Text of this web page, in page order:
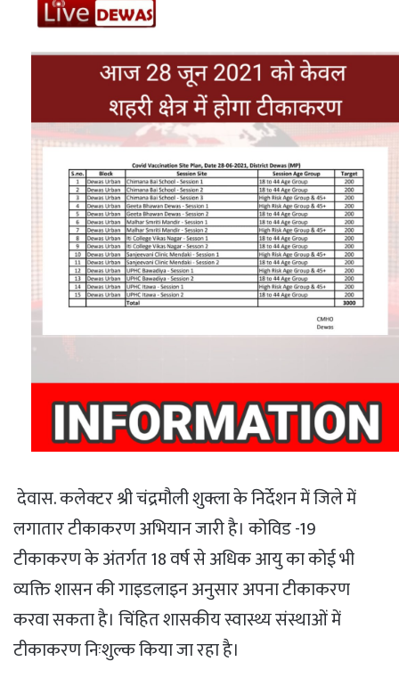
देवास. कलेक्टर श्री चंद्रमौली शुक्ला के निर्देशन में जिले में
लगातार टीकाकरण अभियान जारी है। कोविड -19
टीकाकरण के अंतर्गत 18 वर्ष से अधिक आयु का कोई भी
व्यक्ति शासन की गाइडलाइन अनुसार अपना टीकाकरण
करवा सकता है। चिंहित शासकीय स्वास्थ्य संस्थाओं में
टीकाकरण निःशुल्क किया जा रहा है।